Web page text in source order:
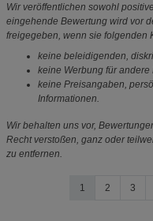
Wir veröffentlichen sowohl
eingehende Bewertung wird vor
freigegeben, wenn sie folgenden
keine beleidigenden,
keine Werbung für andere
keine Preisangaben,
Informationen.
Wir behalten uns vor,
Recht verstoßen, ganz oder
zu entfernen.
1 2 3